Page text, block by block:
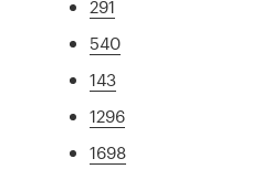
291
540
143
1296
1698